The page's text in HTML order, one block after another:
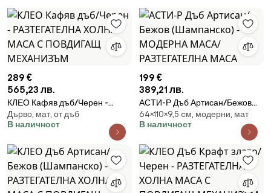
289 €
565,23 лв.
КЛЕО Кафяв дъб/Черен -
РАЗТЕГАТЕЛНА ХОЛНА МАСА
С ПОВДИГАЩ МЕХАНИЗЪМ
Дърво, мат, от дъб
В наличност
199 €
389,21 лв.
АСТИ-Р Дъб Артисан/Бежов
(Шампанско) - МОДЕРНА
МАСА/РАЗТЕГАТЕЛНА МАСА
64×110×9,5 cм, модерни, мат
В наличност